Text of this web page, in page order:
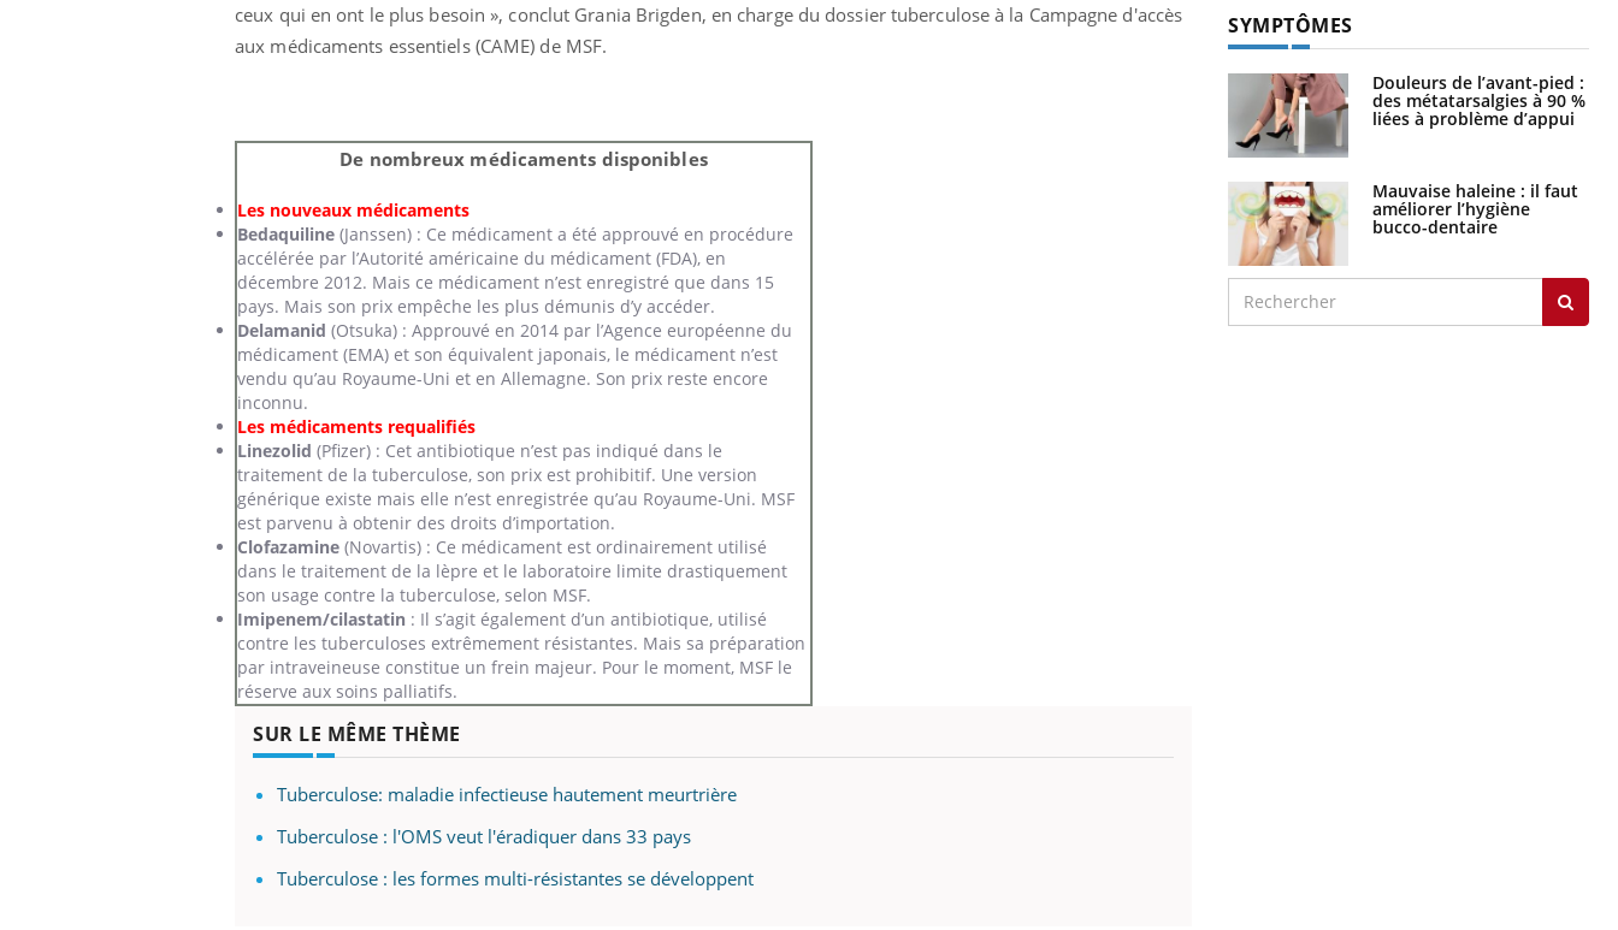
ceux qui en ont le plus besoin », conclut Grania Brigden, en charge du dossier tuberculose à la Campagne d'accès
aux médicaments essentiels (CAME) de MSF.
De nombreux médicaments disponibles
Les nouveaux médicaments
Bedaquiline (Janssen) : Ce médicament a été approuvé en procédure
accélérée par l’Autorité américaine du médicament (FDA), en
décembre 2012. Mais ce médicament n’est enregistré que dans 15
pays. Mais son prix empêche les plus démunis d’y accéder.
Delamanid (Otsuka) : Approuvé en 2014 par l’Agence européenne du
médicament (EMA) et son équivalent japonais, le médicament n’est
vendu qu’au Royaume-Uni et en Allemagne. Son prix reste encore
inconnu.
Les médicaments requalifiés
Linezolid (Pfizer) : Cet antibiotique n’est pas indiqué dans le
traitement de la tuberculose, son prix est prohibitif. Une version
générique existe mais elle n’est enregistrée qu’au Royaume-Uni. MSF
est parvenu à obtenir des droits d’importation.
Clofazamine (Novartis) : Ce médicament est ordinairement utilisé
dans le traitement de la lèpre et le laboratoire limite drastiquement
son usage contre la tuberculose, selon MSF.
Imipenem/cilastatin : Il s’agit également d’un antibiotique, utilisé
contre les tuberculoses extrêmement résistantes. Mais sa préparation
par intraveineuse constitue un frein majeur. Pour le moment, MSF le
réserve aux soins palliatifs.
SUR LE MÊME THÈME
Tuberculose: maladie infectieuse hautement meurtrière
Tuberculose : l'OMS veut l'éradiquer dans 33 pays
Tuberculose : les formes multi-résistantes se développent
SYMPTÔMES
Douleurs de l’avant-pied :
des métatarsalgies à 90 %
liées à problème d’appui
Mauvaise haleine : il faut
améliorer l’hygiène
bucco-dentaire